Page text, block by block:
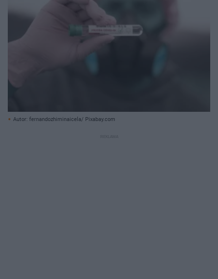
Autor: fernandozhiminaicela/ Pixabay.com